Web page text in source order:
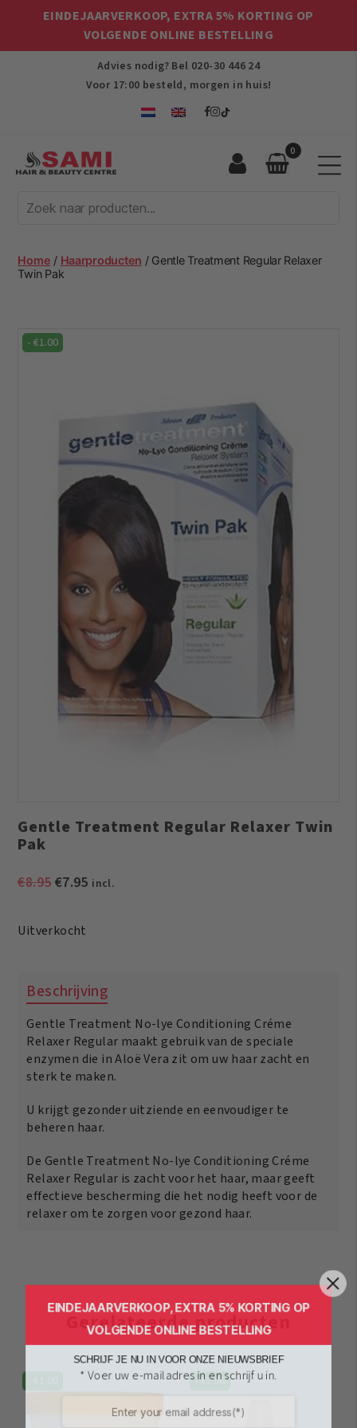
EINDEJAARVERKOOP, EXTRA 5% KORTING OP
VOLGENDE ONLINE BESTELLING
Advies nodig? Bel 020-30 446 24
Voor 17:00 besteld, morgen in huis!
Afro
Hair
Beauty
Centre
0
Home / Haarproducten / Gentle Treatment Regular Relaxer
Twin Pak
-€1.00
Gentle Treatment Regular Relaxer Twin
Pak
€8.95 Oorspronkelijke
€8.95.
€7.95Huidige
incl.
Uitverkocht
Beschrijving
Gentle Treatment No-lye Conditioning Créme
Relaxer Regular maakt gebruik van de speciale
enzymen die in Aloë Vera zit om uw haar zacht en
sterk te maken.
U krijgt gezonder uitziende en eenvoudiger te
beheren haar.
De Gentle Treatment No-lye Conditioning Créme
Relaxer Regular is zacht voor het haar, maar geeft
effectieve bescherming die het nodig heeft voor de
relaxer om te zorgen voor gezond haar.
Gerelateerde producten
-€ 2.00
EINDEJAARVERKOOP, EXTRA 5% KORTING OP
VOLGENDE ONLINE BESTELLING
SCHRIJF JE NU IN VOOR ONZE NIEUWSBRIEF
* Voer uw e-mailadres in en schrijf u in.